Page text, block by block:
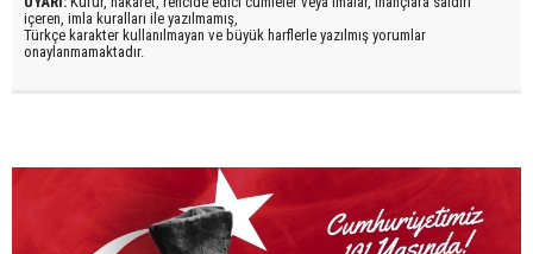
içeren, imla kuralları ile yazılmamış,
Türkçe karakter kullanılmayan ve büyük harflerle yazılmış yorumlar
onaylanmamaktadır.